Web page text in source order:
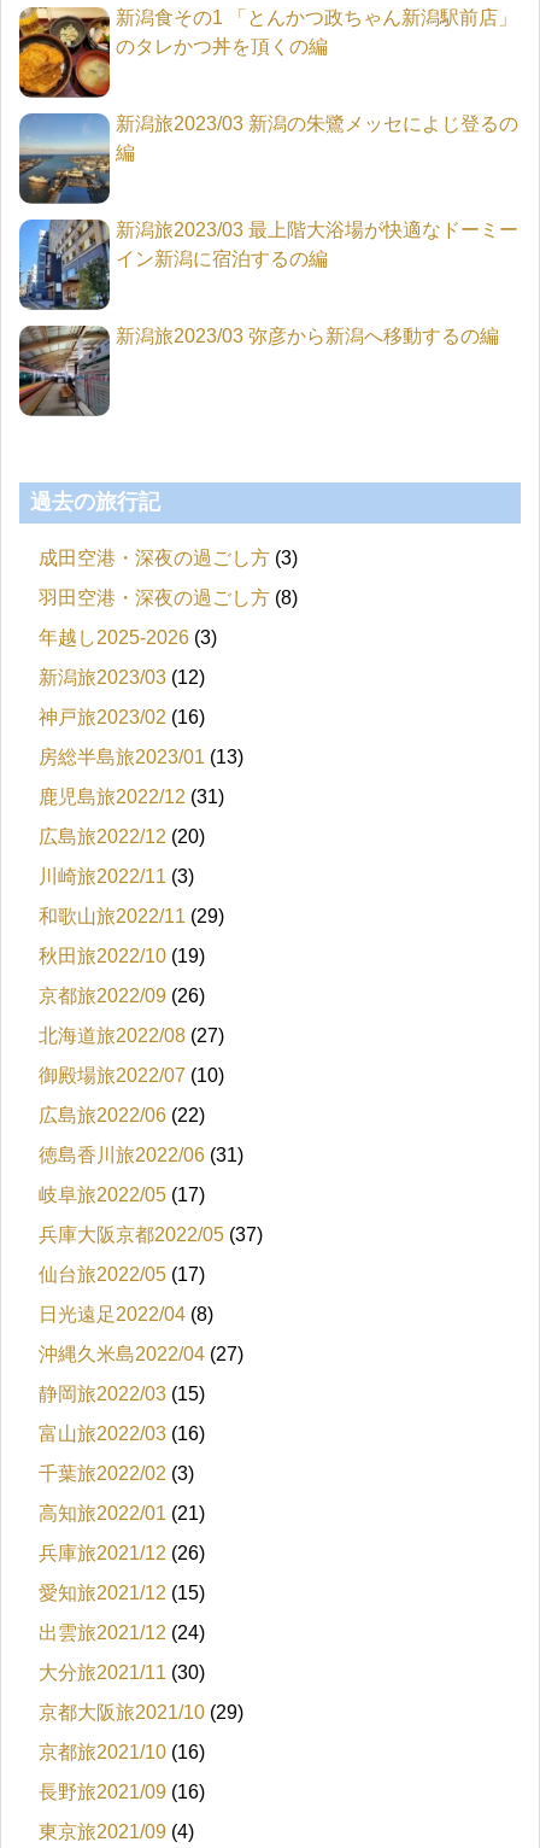
新潟食その1 「とんかつ政ちゃん新潟駅前店」
のタレかつ丼を頂くの編
新潟旅2023/03 新潟の朱鷺メッセによじ登るの
編
新潟旅2023/03 最上階大浴場が快適なドーミー
イン新潟に宿泊するの編
新潟旅2023/03 弥彦から新潟へ移動するの編
過去の旅行記
成田空港・深夜の過ごし方 (3)
羽田空港・深夜の過ごし方 (8)
年越し2025-2026 (3)
新潟旅2023/03 (12)
神戸旅2023/02 (16)
房総半島旅2023/01 (13)
鹿児島旅2022/12 (31)
広島旅2022/12 (20)
川崎旅2022/11 (3)
和歌山旅2022/11 (29)
秋田旅2022/10 (19)
京都旅2022/09 (26)
北海道旅2022/08 (27)
御殿場旅2022/07 (10)
広島旅2022/06 (22)
徳島香川旅2022/06 (31)
岐阜旅2022/05 (17)
兵庫大阪京都2022/05 (37)
仙台旅2022/05 (17)
日光遠足2022/04 (8)
沖縄久米島2022/04 (27)
静岡旅2022/03 (15)
富山旅2022/03 (16)
千葉旅2022/02 (3)
高知旅2022/01 (21)
兵庫旅2021/12 (26)
愛知旅2021/12 (15)
出雲旅2021/12 (24)
大分旅2021/11 (30)
京都大阪旅2021/10 (29)
京都旅2021/10 (16)
長野旅2021/09 (16)
東京旅2021/09 (4)